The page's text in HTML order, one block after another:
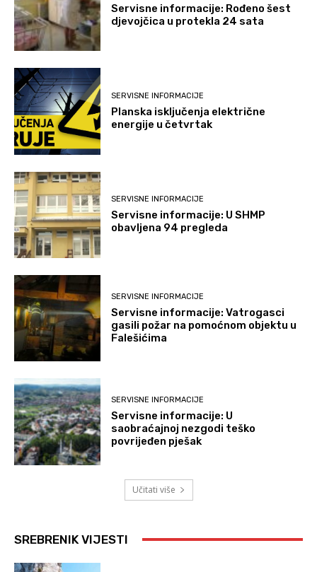
Servisne informacije: Rođeno šest
djevojčica u protekla 24 sata
SERVISNE INFORMACIJE
Planska isključenja električne
energije u četvrtak
SERVISNE INFORMACIJE
Servisne informacije: U SHMP
obavljena 94 pregleda
SERVISNE INFORMACIJE
Servisne informacije: Vatrogasci
gasili požar na pomoćnom objektu u
Falešićima
SERVISNE INFORMACIJE
Servisne informacije: U
saobraćajnoj nezgodi teško
povrijeđen pješak
Učitati više
SREBRENIK VIJESTI